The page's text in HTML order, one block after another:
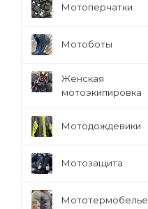
Мотоперчатки
Мотоботы
Женская
мотоэкипировка
Мотодождевики
Мотозащита
Мототермобелье